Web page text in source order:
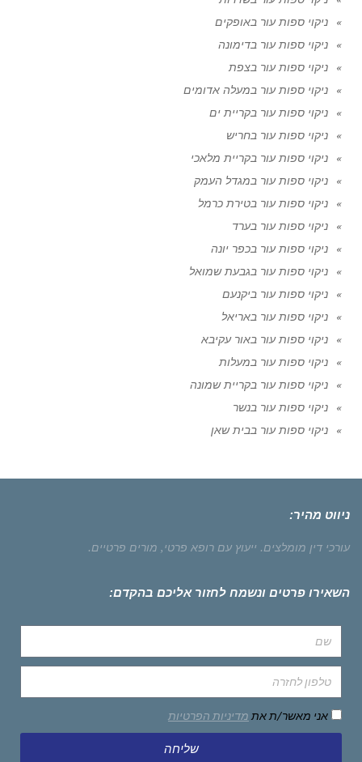
ניקוי ספות עור באופקים
ניקוי ספות עור בדימונה
ניקוי ספות עור בצפת
ניקוי ספות עור במעלה אדומים
ניקוי ספות עור בקריית ים
ניקוי ספות עור בחריש
ניקוי ספות עור בקריית מלאכי
ניקוי ספות עור במגדל העמק
ניקוי ספות עור בטירת כרמל
ניקוי ספות עור בערד
ניקוי ספות עור בכפר יונה
ניקוי ספות עור בגבעת שמואל
ניקוי ספות עור ביקנעם
ניקוי ספות עור באריאל
ניקוי ספות עור באור עקיבא
ניקוי ספות עור במעלות
ניקוי ספות עור בקריית שמונה
ניקוי ספות עור בנשר
ניקוי ספות עור בבית שאן
ניווט מהיר:
עורכי דין מומלצים. ייעוץ עם רופא פרטי, מורים פרטיים.
השאירו פרטים ונשמח לחזור אליכם בהקדם:
אני מאשר/ת את מדיניות הפרטיות
שליחה